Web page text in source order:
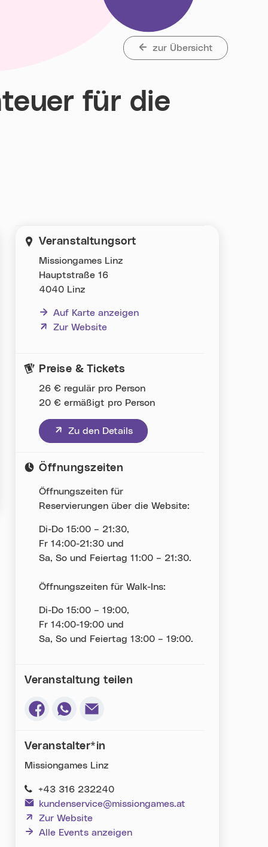
zur Übersicht
für die
Veranstaltungsort
Missiongames Linz
Hauptstraße 16
4040 Linz
Auf Karte anzeigen
Zur Website
(neues Fenster)
Preise & Tickets
26 € regulär pro Person
20 € ermäßigt pro Person
Zu den Details
(neues Fenster)
Öffnungszeiten
Öffnungszeiten für
Reservierungen über die Website:
Di-Do 15:00 – 21:30,
Fr 14:00-21:30 und
Sa, So und Feiertag 11:00 – 21:30.
Öffnungszeiten für Walk-Ins:
Di-Do 15:00 – 19:00,
Fr 14:00-19:00 und
Sa, So und Feiertag 13:00 – 19:00.
Veranstaltung teilen
Veranstalter*in
Missiongames Linz
+43 316 232240
kundenservice@missiongames.at
Zur Website
(neues Fenster)
Alle Events anzeigen